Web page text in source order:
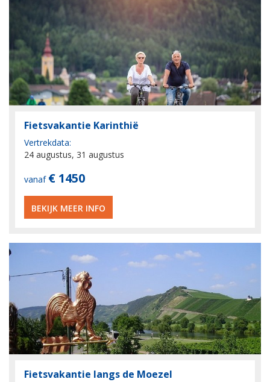
Fietsvakantie Karinthië
Vertrekdata:
24 augustus, 31 augustus
vanaf € 1450
BEKIJK MEER INFO
Fietsvakantie langs de Moezel